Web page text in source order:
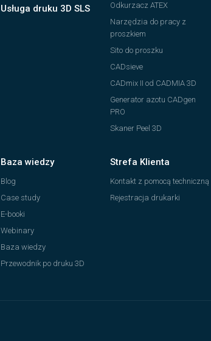
Usługa druku 3D SLS
Odkurzacz ATEX
Narzędzia do pracy z
proszkiem
Sito do proszku
CADsieve
CADmix II od CADMIA 3D
Generator azotu CADgen
PRO
Skaner Peel 3D
Baza wiedzy
Blog
Case study
E-booki
Webinary
Baza wiedzy
Przewodnik po druku 3D
Strefa Klienta
Kontakt z pomocą techniczną
Rejestracja drukarki